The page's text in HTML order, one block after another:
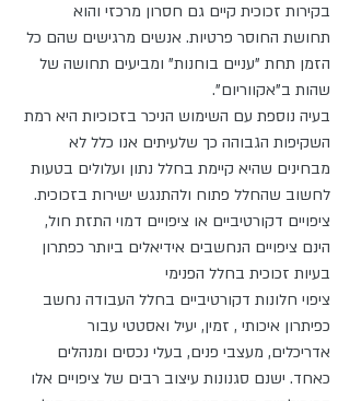
בקירות זכוכית קיים גם חסרון מרכזי והוא
תחושת החוסר פרטיות. אנשים מרגישים שהם כל
הזמן תחת "עניים בוחנות" ומביעים תחושה של
שהות ב"אקווריום".
בעיה נוספת עם השימוש הניכר בזכוכיות היא רמת
השקיפות הגבוהה כך שלעיתים אנו כלל לא
מבחינים שהיא קיימת בחלל נתון ועלולים בטעות
לחשוב שהחלל פתוח ולהתנגש ישירות בזכוכית.
ציפויים דקורטיביים או ציפויים דמוי התזת חול,
הינם ציפויים הנחשבים אידיאלים ביותר כפתרון
בעיות זכוכית בחלל הפנימי
ציפוי חלונות דקורטיביים בחלל העבודה נחשב
כפיתרון איכותי , זמין, יעיל ואסטטי עבור
אדריכלים, מעצבי פנים, בעלי נכסים ומנהלים
כאחד. ישנם סגנונות עיצוב רבים של ציפויים אלו